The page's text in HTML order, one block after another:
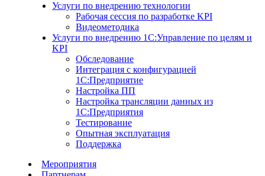
Услуги по внедрению технологии
Рабочая сессия по разработке KPI
Видеометодика
Услуги по внедрению 1С:Управление по целям и
KPI
Обследование
Интеграция с конфигурацией
1С:Предприятие
Настройка ПП
Настройка трансляции данных из
1С:Предприятия
Тестирование
Опытная эксплуатация
Поддержка
Мероприятия